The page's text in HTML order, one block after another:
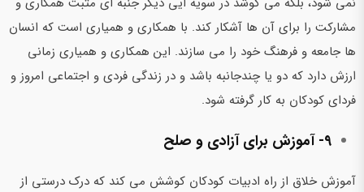
مشارکت را برای آن ها آشکار کند. با همکاری و همیاری است که انسان
ها جامعه و فرهنگ خود را می سازند. این همکاری و همیاری زمانی
ارزش دارد که دو یا چندجانبه باشد و در زندگی فردی و اجتماعی امروز و
فردای کودکان به کار گرفته شود.
۹- آموزش برای آزادی و صلح
آموزش خلاق از راه ادبیات کودکان کوشش می کند که درک درستی از